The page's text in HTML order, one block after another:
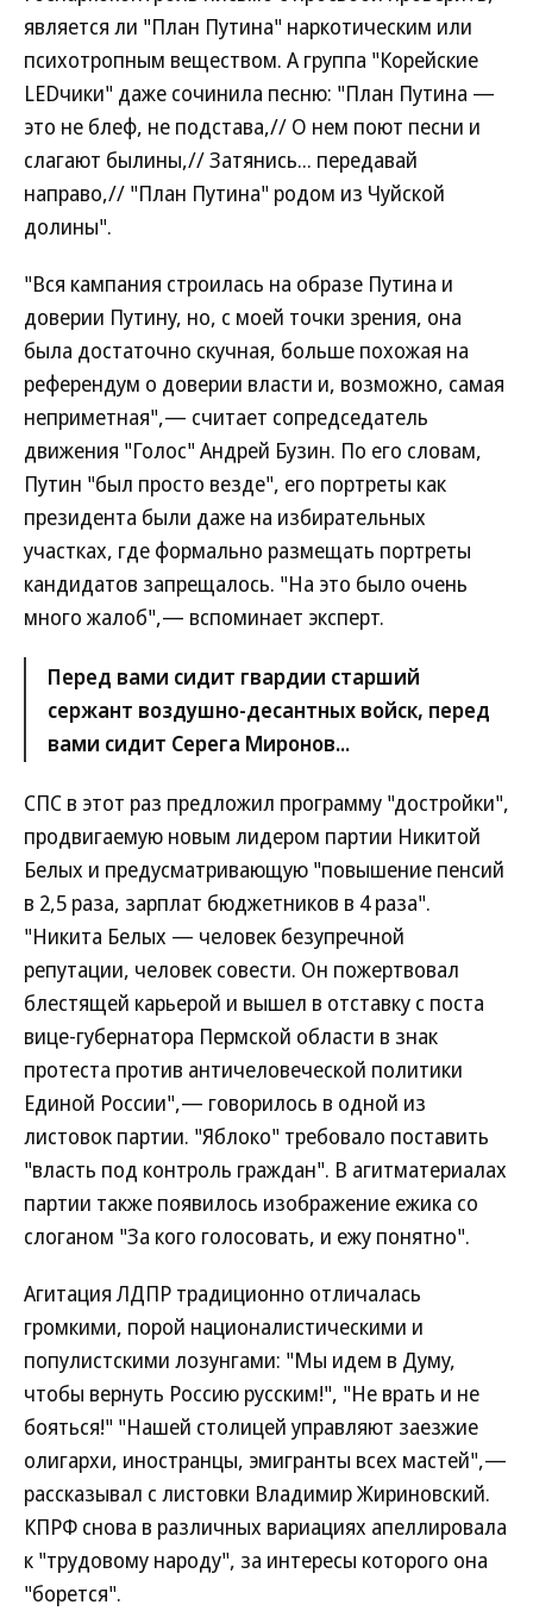
является ли "План Путина" наркотическим или
психотропным веществом. А группа "Корейские
LEDчики" даже сочинила песню: "План Путина —
это не блеф, не подстава,// О нем поют песни и
слагают былины,// Затянись... передавай
направо,// "План Путина" родом из Чуйской
долины".
"Вся кампания строилась на образе Путина и
доверии Путину, но, с моей точки зрения, она
была достаточно скучная, больше похожая на
референдум о доверии власти и, возможно, самая
неприметная",— считает сопредседатель
движения "Голос" Андрей Бузин. По его словам,
Путин "был просто везде", его портреты как
президента были даже на избирательных
участках, где формально размещать портреты
кандидатов запрещалось. "На это было очень
много жалоб",— вспоминает эксперт.
Перед вами сидит гвардии старший
сержант воздушно-десантных войск, перед
вами сидит Серега Миронов...
СПС в этот раз предложил программу "достройки",
продвигаемую новым лидером партии Никитой
Белых и предусматривающую "повышение пенсий
в 2,5 раза, зарплат бюджетников в 4 раза".
"Никита Белых — человек безупречной
репутации, человек совести. Он пожертвовал
блестящей карьерой и вышел в отставку с поста
вице-губернатора Пермской области в знак
протеста против античеловеческой политики
Единой России",— говорилось в одной из
листовок партии. "Яблоко" требовало поставить
"власть под контроль граждан". В агитматериалах
партии также появилось изображение ежика со
слоганом "За кого голосовать, и ежу понятно".
Агитация ЛДПР традиционно отличалась
громкими, порой националистическими и
популистскими лозунгами: "Мы идем в Думу,
чтобы вернуть Россию русским!", "Не врать и не
бояться!" "Нашей столицей управляют заезжие
олигархи, иностранцы, эмигранты всех мастей",—
рассказывал с листовки Владимир Жириновский.
КПРФ снова в различных вариациях апеллировала
к "трудовому народу", за интересы которого она
"борется".